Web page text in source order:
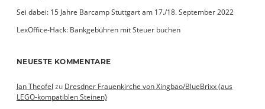
Sei dabei: 15 Jahre Barcamp Stuttgart am 17./18. September 2022
LexOffice-Hack: Bankgebühren mit Steuer buchen
NEUESTE KOMMENTARE
Jan Theofel zu Dresdner Frauenkirche von Xingbao/BlueBrixx (aus
LEGO-kompatiblen Steinen)